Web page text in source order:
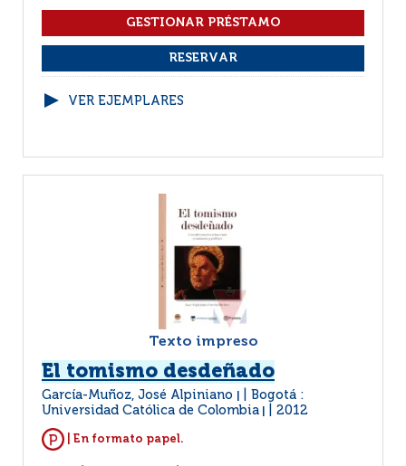
VER EJEMPLARES
Texto impreso
El tomismo desdeñado
García-Muñoz, José Alpiniano
Bogotá :
Universidad Católica de Colombia
2012
| En formato papel.